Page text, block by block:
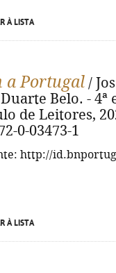
À LISTA
a Portugal /
Belo. -
de Leitores,
0-03473-1
http://
À LISTA